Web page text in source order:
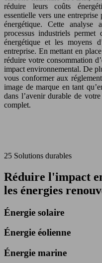
réduire leurs coûts
essentielle vers une
énergétique. Cette analyse
processus industriels permet
énergétique et les moyens
entreprise. En mettant en
réduire votre consommation
impact environnemental. De
vous conformer aux
image de marque en tant
dans l’avenir durable de
complet.
25 Solutions durables
Réduire l'impact
les énergies
Énergie solaire
Énergie éolienne
Énergie marine